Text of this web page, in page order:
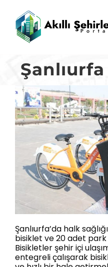
content
Şanlıurfa’da halk
bisiklet ve 20 adet park
Bisikletler şehir içi
entegreli çalışarak